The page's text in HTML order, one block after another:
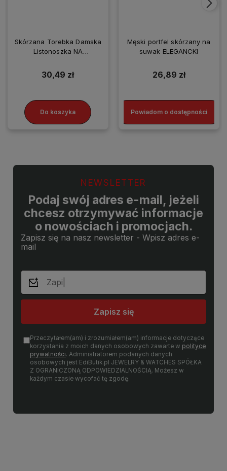
Skórzana Torebka Damska
Listonoszka NA
30,49 zł
Do koszyka
Męski portfel skórzany na
suwak ELEGANCKI
26,89 zł
Powiadom o dostępności
NEWSLETTER
Podaj swój adres e-mail, jeżeli
chcesz otrzymywać informacje
o nowościach i promocjach.
Zapisz się na nasz newsletter - Wpisz adres e-
mail
Zapisz się
Przeczytałem(am) i zrozumiałem(am) informacje dotyczące
korzystania z moich danych osobowych zawarte w polityce
prywatności. Administratorem podanych danych
osobowych jest EdiButik.pl JEWELRY & WATCHES SPÓŁKA
Z OGRANICZONĄ ODPOWIEDZIALNOŚCIĄ. Możesz w
każdym czasie wycofać tę zgodę.